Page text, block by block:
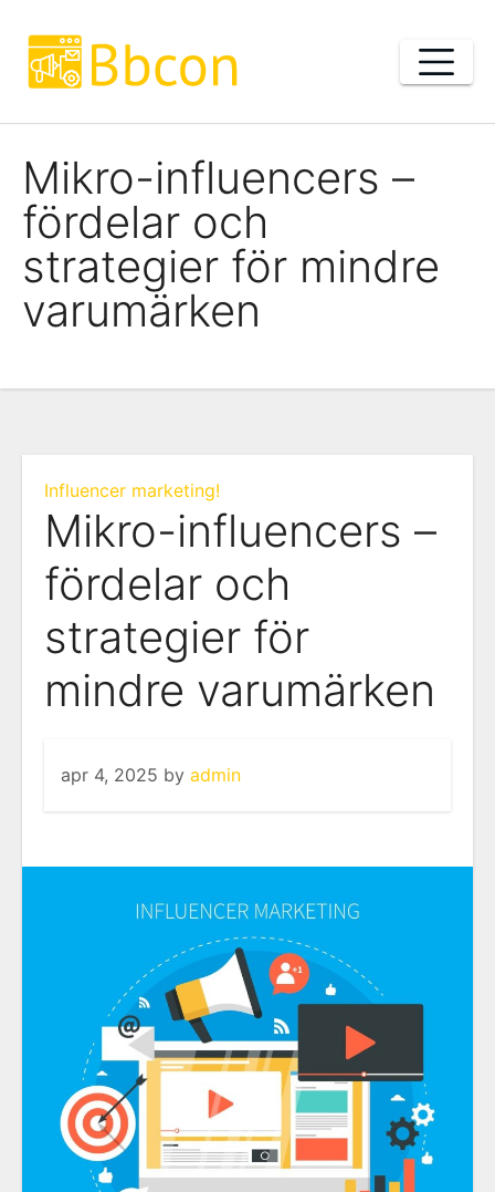
content
Mikro-influencers –
fördelar och
strategier för mindre
varumärken
Influencer marketing!
Mikro-influencers –
fördelar och
strategier för
mindre varumärken
apr 4, 2025 by admin